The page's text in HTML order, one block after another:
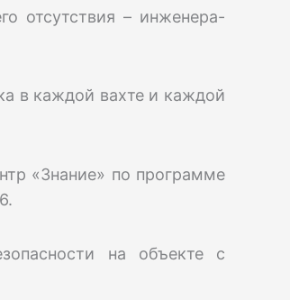
отсутствия – инженера-
в каждой вахте и каждой
«Знание» по программе
на объекте с